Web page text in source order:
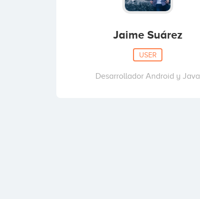
Jaime Suárez
USER
Desarrollador Android y Java